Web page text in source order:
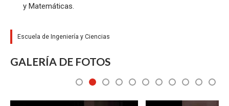
y Matemáticas.
Escuela de Ingeniería y Ciencias
GALERÍA DE FOTOS
5 6 7 8 9 10 11